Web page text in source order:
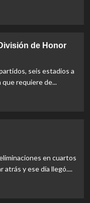
de Honor
seis estadios a
que requiere de...
en cuartos
atrás y ese día llegó....